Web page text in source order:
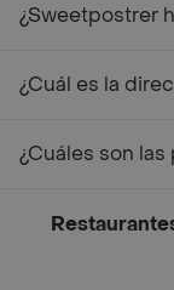
¿Sweetpostrer
¿Cuál es la
¿Cuáles son